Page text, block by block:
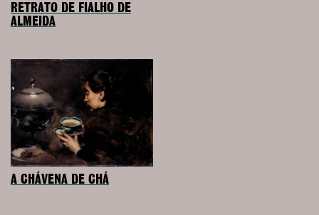
RETRATO DE FIALHO DE
ALMEIDA
A CHÁVENA DE CHÁ